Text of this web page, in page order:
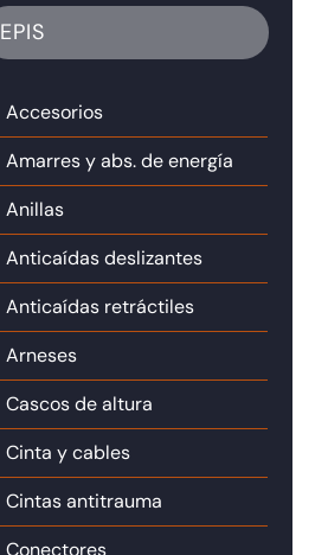
EPIS
Accesorios
Amarres y abs. de energía
Anillas
Anticaídas deslizantes
Anticaídas retráctiles
Arneses
Cascos de altura
Cinta y cables
Cintas antitrauma
Conectores